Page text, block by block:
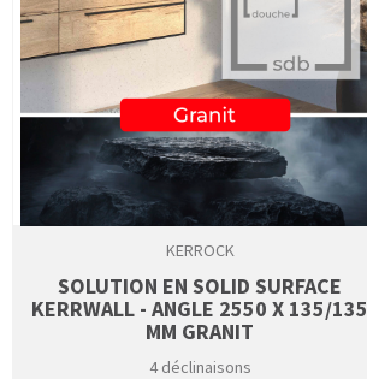
KERROCK
SOLUTION EN SOLID SURFACE
KERRWALL - ANGLE 2550 X 135/135
MM GRANIT
4 déclinaisons